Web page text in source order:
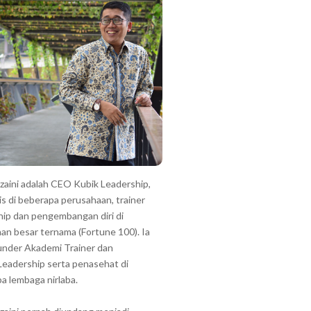
adalah CEO Kubik Leadership,
di beberapa perusahaan, trainer
dan pengembangan diri di
besar ternama (Fortune 100). Ia
Akademi Trainer dan
serta penasehat di
lembaga nirlaba.